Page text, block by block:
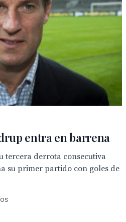
entra en barrena
tercera derrota consecutiva
su primer partido con goles de